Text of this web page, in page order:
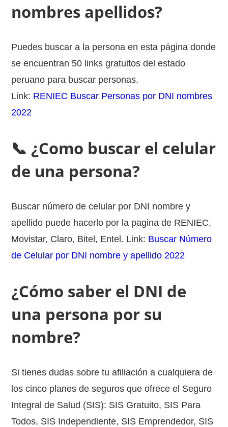
nombres apellidos?
Puedes buscar a la persona en esta página donde
se encuentran 50 links gratuitos del estado
peruano para buscar personas.
Link: RENIEC Buscar Personas por DNI nombres
2022
📞 ¿Como buscar el celular
de una persona?
Buscar número de celular por DNI nombre y
apellido puede hacerlo por la pagina de RENIEC,
Movistar, Claro, Bitel, Entel. Link: Buscar Número
de Celular por DNI nombre y apellido 2022
¿Cómo saber el DNI de
una persona por su
nombre?
Si tienes dudas sobre tu afiliación a cualquiera de
los cinco planes de seguros que ofrece el Seguro
Integral de Salud (SIS): SIS Gratuito, SIS Para
Todos, SIS Independiente, SIS Emprendedor, SIS